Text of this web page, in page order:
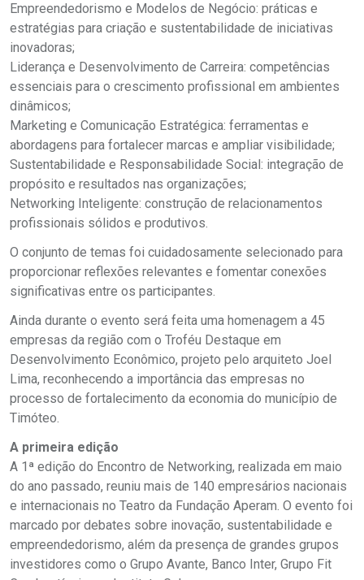
Empreendedorismo e Modelos de Negócio: práticas e
estratégias para criação e sustentabilidade de iniciativas
inovadoras;
Liderança e Desenvolvimento de Carreira: competências
essenciais para o crescimento profissional em ambientes
dinâmicos;
Marketing e Comunicação Estratégica: ferramentas e
abordagens para fortalecer marcas e ampliar visibilidade;
Sustentabilidade e Responsabilidade Social: integração de
propósito e resultados nas organizações;
Networking Inteligente: construção de relacionamentos
profissionais sólidos e produtivos.
O conjunto de temas foi cuidadosamente selecionado para
proporcionar reflexões relevantes e fomentar conexões
significativas entre os participantes.
Ainda durante o evento será feita uma homenagem a 45
empresas da região com o Troféu Destaque em
Desenvolvimento Econômico, projeto pelo arquiteto Joel
Lima, reconhecendo a importância das empresas no
processo de fortalecimento da economia do município de
Timóteo.
A primeira edição
A 1ª edição do Encontro de Networking, realizada em maio
do ano passado, reuniu mais de 140 empresários nacionais
e internacionais no Teatro da Fundação Aperam. O evento foi
marcado por debates sobre inovação, sustentabilidade e
empreendedorismo, além da presença de grandes grupos
investidores como o Grupo Avante, Banco Inter, Grupo Fit